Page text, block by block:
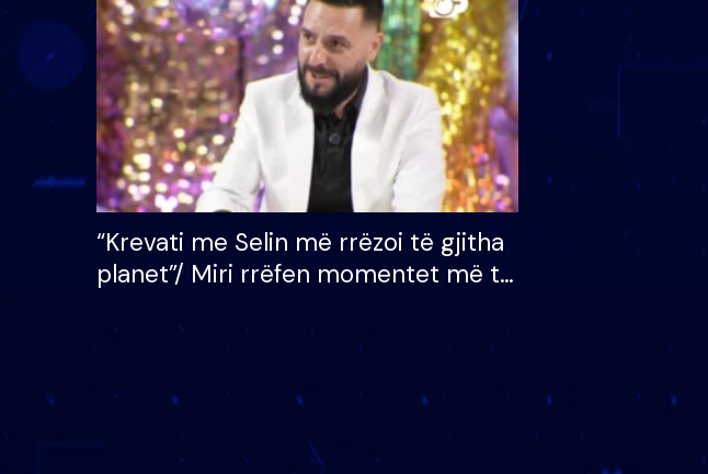
mijë eurosh
“Krevati me Selin më rrëzoi të gjitha
planet”/ Miri rrëfen momentet më të
mungojë zilja e mëngjesit kur…